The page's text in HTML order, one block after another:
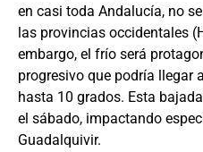
en casi toda Andalucía, no
las provincias occidentales
embargo, el frío será
progresivo que podría llegar
hasta 10 grados. Esta
el sábado, impactando
Guadalquivir.